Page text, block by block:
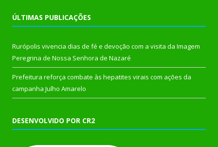
ÚLTIMAS PUBLICAÇÕES
Rurópolis vivencia dias de fé e devoção com a visita da Imagem
Peregrina de Nossa Senhora de Nazaré
Prefeitura reforça combate às hepatites virais com ações da
campanha Julho Amarelo
DESENVOLVIDO POR CR2